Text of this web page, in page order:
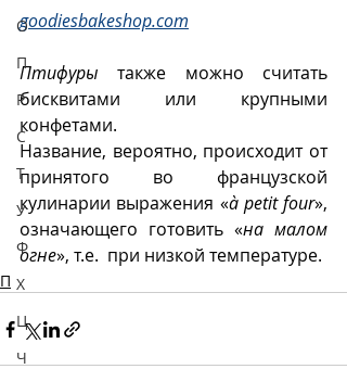
О
П
Р
С
Т
У
Ф
Х
Ц
Ч
goodiesbakeshop.com
Птифуры также можно считать
бисквитами или крупными
конфетами.
Название, вероятно, происходит от
принятого во французской
кулинарии выражения «à petit four»,
означающего готовить «на малом
огне», т.е.  при низкой температуре.
П